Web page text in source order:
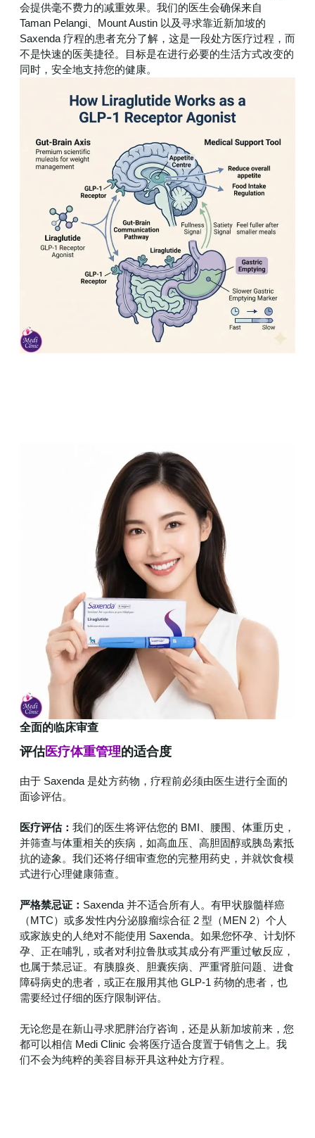
会提供毫不费力的减重效果。我们的医生会确保来自
Taman Pelangi、Mount Austin 以及寻求靠近新加坡的
Saxenda 疗程的患者充分了解，这是一段处方医疗过程，而
不是快速的医美捷径。目标是在进行必要的生活方式改变的
同时，安全地支持您的健康。
全面的临床审查
评估医疗体重管理的适合度
由于 Saxenda 是处方药物，疗程前必须由医生进行全面的
面诊评估。
医疗评估： 我们的医生将评估您的 BMI、腰围、体重历史，
并筛查与体重相关的疾病，如高血压、高胆固醇或胰岛素抵
抗的迹象。我们还将仔细审查您的完整用药史，并就饮食模
式进行心理健康筛查。
严格禁忌证： Saxenda 并不适合所有人。有甲状腺髓样癌
（MTC）或多发性内分泌腺瘤综合征 2 型（MEN 2）个人
或家族史的人绝对不能使用 Saxenda。如果您怀孕、计划怀
孕、正在哺乳，或者对利拉鲁肽或其成分有严重过敏反应，
也属于禁忌证。有胰腺炎、胆囊疾病、严重肾脏问题、进食
障碍病史的患者，或正在服用其他 GLP-1 药物的患者，也
需要经过仔细的医疗限制评估。
无论您是在新山寻求肥胖治疗咨询，还是从新加坡前来，您
都可以相信 Medi Clinic 会将医疗适合度置于销售之上。我
们不会为纯粹的美容目标开具这种处方疗程。